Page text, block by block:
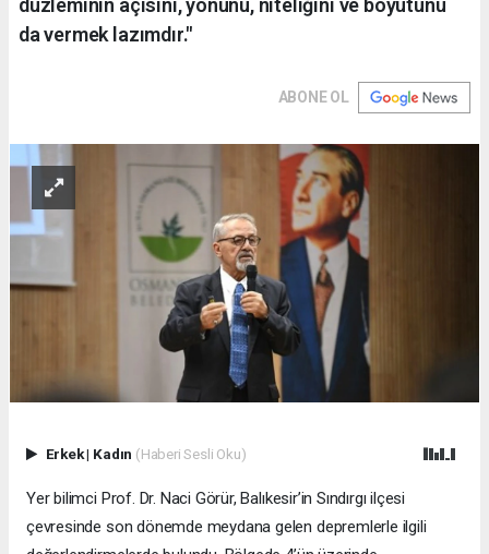
düzleminin açısını, yönünü, niteliğini ve boyutunu
da vermek lazımdır."
ABONE OL
Erkek| Kadın (Haberi Sesli Oku)
Yer bilimci Prof. Dr. Naci Görür, Balıkesir’in Sındırgı ilçesi
çevresinde son dönemde meydana gelen depremlerle ilgili